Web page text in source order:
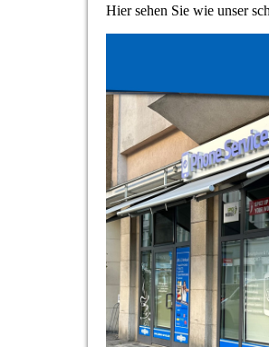
Hier sehen Sie wie unser